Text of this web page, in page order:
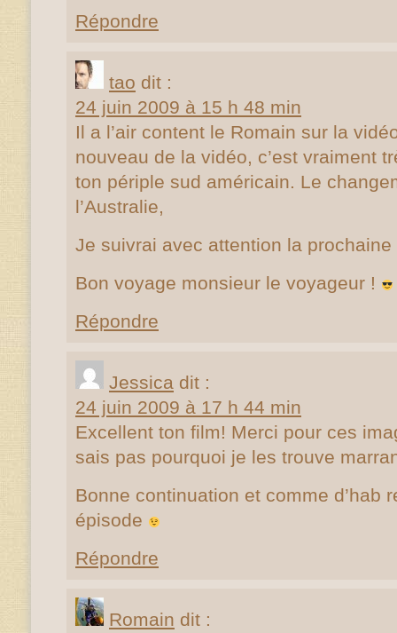
Répondre
tao dit :
24 juin 2009 à 15 h 48 min
Il a l’air content le Romain sur la
nouveau de la vidéo, c’est vraiment
ton périple sud américain. Le
l’Australie,
Je suivrai avec attention la prochaine
Bon voyage monsieur le voyageur !
Répondre
Jessica dit :
24 juin 2009 à 17 h 44 min
Excellent ton film! Merci pour ces
sais pas pourquoi je les trouve
Bonne continuation et comme d’hab
épisode
Répondre
Romain dit :